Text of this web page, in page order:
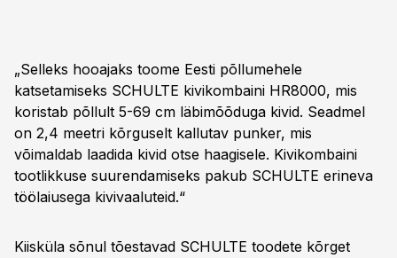
„Selleks hooajaks toome Eesti põllumehele
katsetamiseks SCHULTE kivikombaini HR8000, mis
koristab põllult 5-69 cm läbimõõduga kivid. Seadmel
on 2,4 meetri kõrguselt kallutav punker, mis
võimaldab laadida kivid otse haagisele. Kivikombaini
tootlikkuse suurendamiseks pakub SCHULTE erineva
töölaiusega kivivaaluteid.“
Kiisküla sõnul tõestavad SCHULTE toodete kõrget